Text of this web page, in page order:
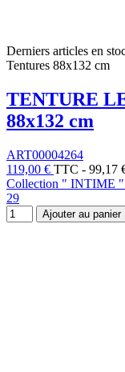
Derniers articles en
Tentures 88x132 cm
TENTURE
88x132 cm
ART00004264
119,00 € TTC - 99,17
Collection " INTIME "
29
Ajouter au panier